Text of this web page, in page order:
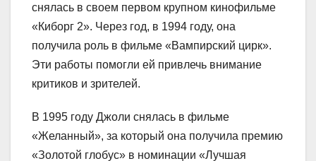
снялась в своем первом крупном кинофильме
«Киборг 2». Через год, в 1994 году, она
получила роль в фильме «Вампирский цирк».
Эти работы помогли ей привлечь внимание
критиков и зрителей.
В 1995 году Джоли снялась в фильме
«Желанный», за который она получила премию
«Золотой глобус» в номинации «Лучшая